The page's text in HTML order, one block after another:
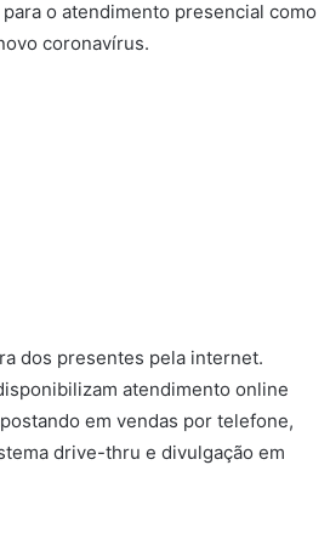
o atendimento presencial como
coronavírus.
dos presentes pela internet.
atendimento online
em vendas por telefone,
drive-thru e divulgação em